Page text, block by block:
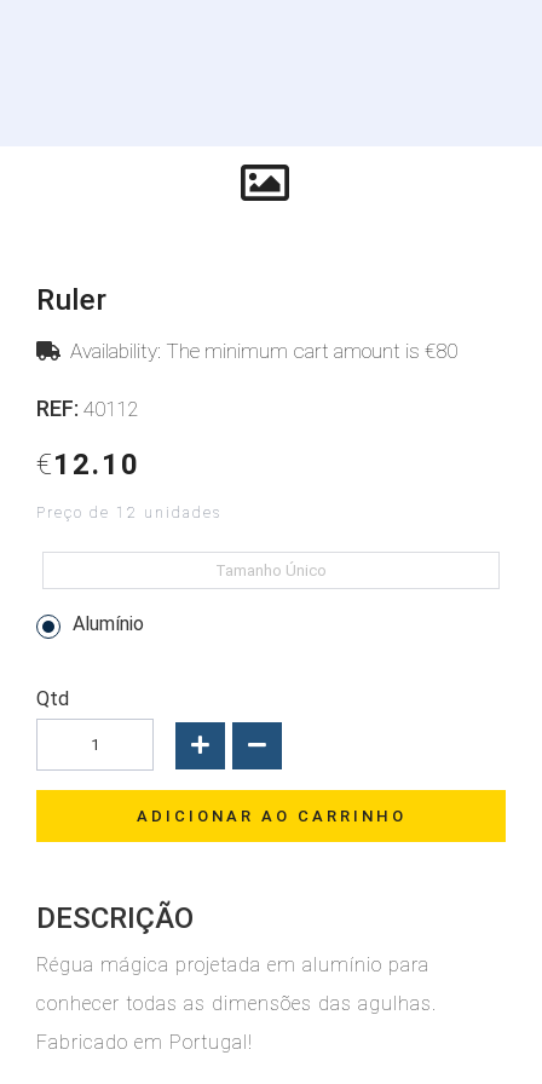
Ruler
Availability: The minimum cart amount is €80
REF: 40112
€12.10
Preço de 12 unidades
Tamanho Único
Alumínio
Qtd
ADICIONAR AO CARRINHO
DESCRIÇÃO
Régua mágica projetada em alumínio para
conhecer todas as dimensões das agulhas.
Fabricado em Portugal!